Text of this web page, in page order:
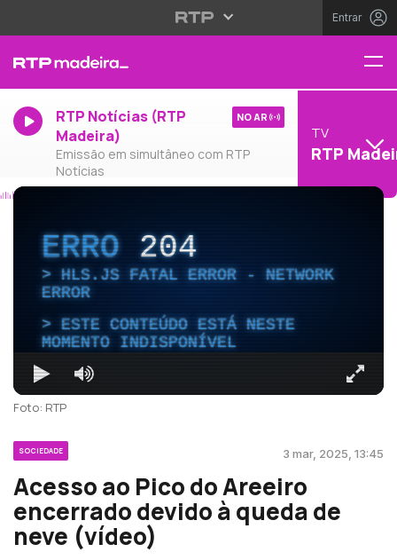
Entrar
RTP Notícias (RTP
Madeira)
Emissão em simultâneo com RTP
Notícias
NO AR
TV
RTP
ERRO204
HLS.JS FATAL ERROR - NETWORK
ERROR
ESTE CONTEÚDO ESTÁ NESTE
MOMENTO INDISPONÍVEL
Foto: RTP
SOCIEDADE 3 mar, 2025, 13:45
Acesso ao Pico do Areeiro
encerrado devido à queda de
neve (vídeo)